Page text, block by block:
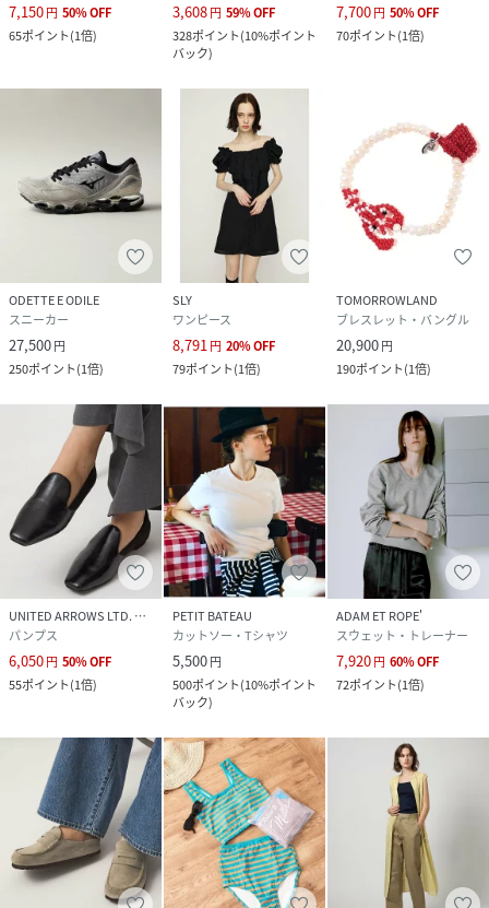
7,150円 50%OFF
65ポイント(1倍)
3,608円 59%OFF
328ポイント(10%ポイント
バック)
7,700円 50%OFF
70ポイント(1倍)
ODETTE E ODILE
スニーカー
27,500円
250ポイント(1倍)
SLY
ワンピース
8,791円 20%OFF
79ポイント(1倍)
TOMORROWLAND
ブレスレット・バングル
20,900円
190ポイント(1倍)
UNITED ARROWS LTD. OUTLET
パンプス
6,050円 50%OFF
55ポイント(1倍)
PETIT BATEAU
カットソー・Tシャツ
5,500円
500ポイント(10%ポイント
バック)
ADAM ET ROPE'
スウェット・トレーナー
7,920円 60%OFF
72ポイント(1倍)